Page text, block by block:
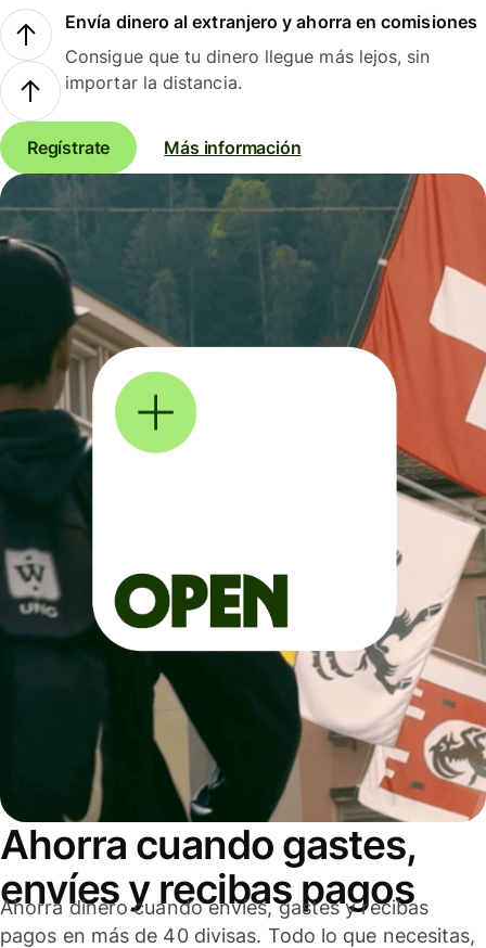
Envía dinero al extranjero y ahorra en comisiones
Consigue que tu dinero llegue más lejos, sin
importar la distancia.
Regístrate Más información
Ahorra cuando gastes,
envíes y recibas pagos
Ahorra dinero cuando envíes, gastes y recibas
pagos en más de 40 divisas. Todo lo que necesitas,